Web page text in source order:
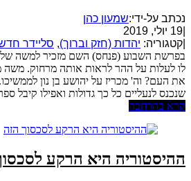
נכתב על-ידי:שמעון כהן
19 יולי, 2019
קטגוריה: יהדות (חזק וברוך), סליידר
בפרשת השבוע (פנחס) השם מזכיר למשה
לו לעלות על ההר לראות אותה מרחוק. משה
את העם? וה' מכריז על יהושע בן נון
שנכנס לנעליים כל כך גדולות ואפילו קיבל
קרא בהרחבה
ההיסטוריה היא הרקע